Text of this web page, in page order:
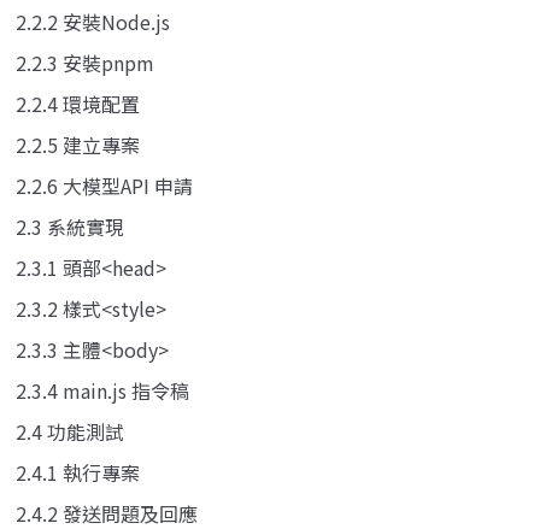
2.2.2 安裝Node.js
2.2.3 安裝pnpm
2.2.4 環境配置
2.2.5 建立專案
2.2.6 大模型API 申請
2.3 系統實現
2.3.1 頭部<head>
2.3.2 樣式<style>
2.3.3 主體<body>
2.3.4 main.js 指令稿
2.4 功能測試
2.4.1 執行專案
2.4.2 發送問題及回應